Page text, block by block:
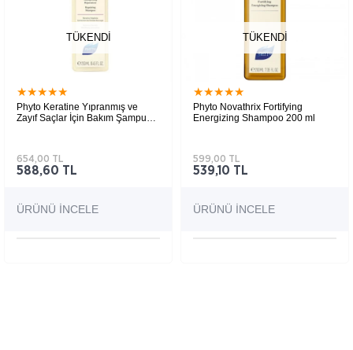
TÜKENDI
★★★★★
Phyto Keratine Yıpranmış ve
Zayıf Saçlar İçin Bakım Şampuanı
588,60 TL
654,00 TL
ÜRÜNÜ İNCELE
TÜKENDI
★★★★★
Phyto Novathrix Fortifying
Energizing Shampoo 200 ml
539,10 TL
599,00 TL
ÜRÜNÜ İNCELE